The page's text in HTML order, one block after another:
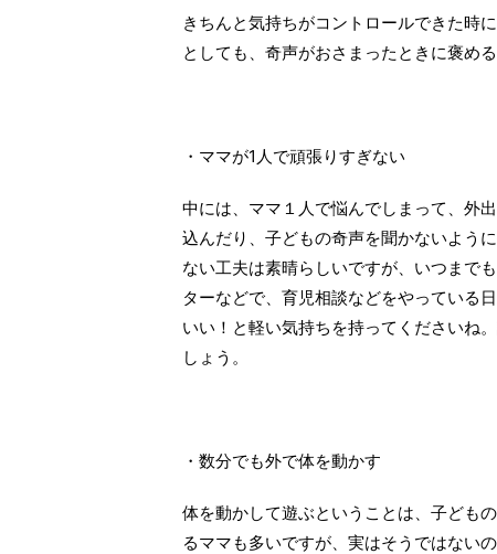
きちんと気持ちがコントロールできた時
としても、奇声がおさまったときに褒め
・ママが1人で頑張りすぎない
中には、ママ１人で悩んでしまって、外
込んだり、子どもの奇声を聞かないよう
ない工夫は素晴らしいですが、いつまで
ターなどで、育児相談などをやっている
いい！と軽い気持ちを持ってくださいね
しょう。
・数分でも外で体を動かす
体を動かして遊ぶということは、子ども
るママも多いですが、実はそうではない